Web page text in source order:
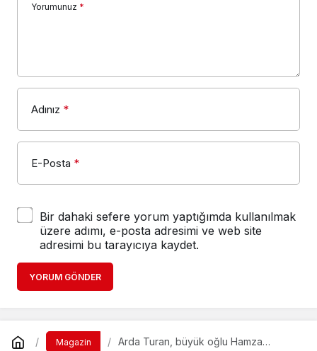
Yorumunuz *
Adınız *
E-Posta *
Bir dahaki sefere yorum yaptığımda kullanılmak
üzere adımı, e-posta adresimi ve web site
adresimi bu tarayıcıya kaydet.
YORUM GÖNDER
Magazin
Arda Turan, büyük oğlu Hamza